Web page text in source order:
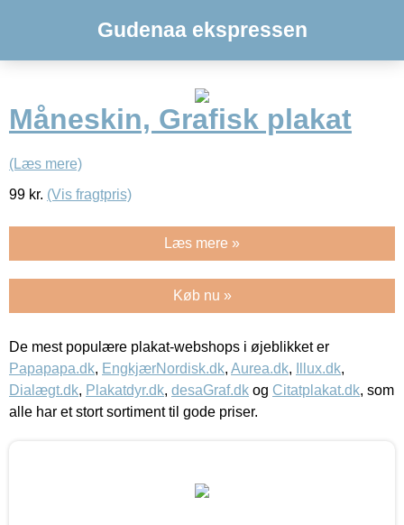
Gudenaa ekspressen
Måneskin, Grafisk plakat
(Læs mere)
99 kr. (Vis fragtpris)
Læs mere »
Køb nu »
De mest populære plakat-webshops i øjeblikket er
Papapapa.dk, EngkjærNordisk.dk, Aurea.dk, Illux.dk,
Dialægt.dk, Plakatdyr.dk, desaGraf.dk og Citatplakat.dk, som
alle har et stort sortiment til gode priser.